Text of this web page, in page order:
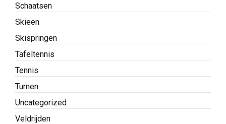
Schaatsen
Skieën
Skispringen
Tafeltennis
Tennis
Turnen
Uncategorized
Veldrijden